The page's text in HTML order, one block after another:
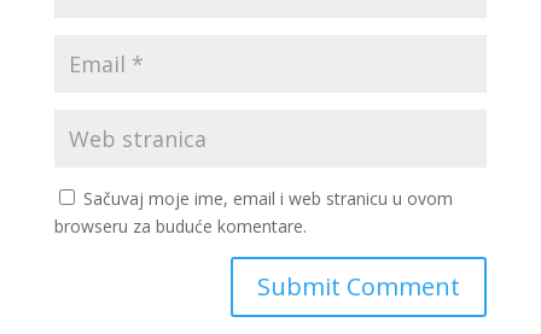
Sačuvaj moje ime, email i web stranicu u ovom
browseru za buduće komentare.